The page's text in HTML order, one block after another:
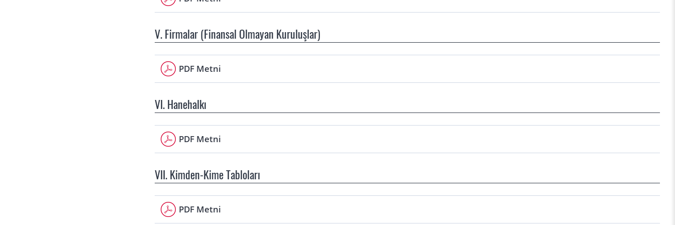
V. Firmalar (Finansal Olmayan Kuruluşlar)
PDF Metni
VI. Hanehalkı
PDF Metni
VII. Kimden-Kime Tabloları
PDF Metni